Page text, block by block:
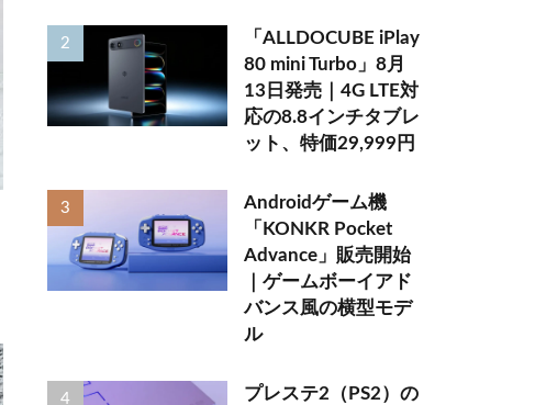
「ALLDOCUBE iPlay
80 mini Turbo」8月
13日発売｜4G LTE対
応の8.8インチタブレ
ット、特価29,999円
Androidゲーム機
「KONKR Pocket
Advance」販売開始
｜ゲームボーイアド
バンス風の横型モデ
ル
プレステ2（PS2）の